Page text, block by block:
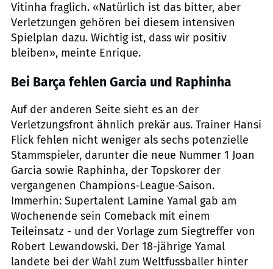
Vitinha fraglich. «Natürlich ist das bitter, aber
Verletzungen gehören bei diesem intensiven
Spielplan dazu. Wichtig ist, dass wir positiv
bleiben», meinte Enrique.
Bei Barça fehlen Garcia und Raphinha
Auf der anderen Seite sieht es an der
Verletzungsfront ähnlich prekär aus. Trainer Hansi
Flick fehlen nicht weniger als sechs potenzielle
Stammspieler, darunter die neue Nummer 1 Joan
Garcia sowie Raphinha, der Topskorer der
vergangenen Champions-League-Saison.
Immerhin: Supertalent Lamine Yamal gab am
Wochenende sein Comeback mit einem
Teileinsatz - und der Vorlage zum Siegtreffer von
Robert Lewandowski. Der 18-jährige Yamal
landete bei der Wahl zum Weltfussballer hinter